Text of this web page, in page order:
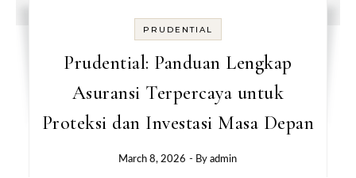
PRUDENTIAL
Prudential: Panduan Lengkap
Asuransi Terpercaya untuk
Proteksi dan Investasi Masa Depan
March 8, 2026 - Byadmin